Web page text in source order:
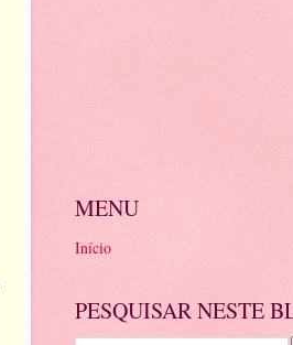
MENU
Início
PESQUISAR NESTE